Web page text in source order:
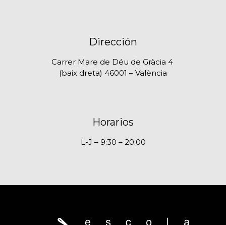
Dirección
Carrer Mare de Déu de Gràcia 4
(baix dreta) 46001 – València
Horarios
L-J – 9:30 – 20:00